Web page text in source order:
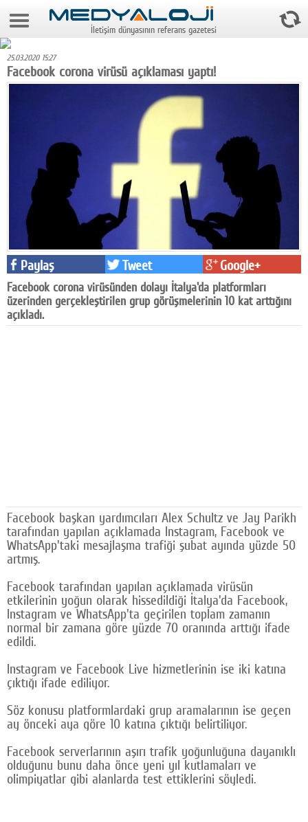
7 Ağustos 2026 9:27:30
Foto Galeri
Medya
Reyting-tiraj
Teknoloji
Dünya
Pr
Facebook
Künye
SOSYAL MEDYA
Twitter
Google Plus
İletişim dünyasının referans gazetesi
25.03.2020 15:27
Facebook corona virüsü açıklaması yaptı!
Paylaş Tweet Google+
Facebook corona virüsünden dolayı İtalya'da platformları
üzerinden gerçekleştirilen grup görüşmelerinin 10 kat arttığını
açıkladı.
Facebook başkan yardımcıları Alex Schultz ve Jay Parikh
tarafından yapılan açıklamada Instagram, Facebook ve
WhatsApp'taki mesajlaşma trafiği şubat ayında yüzde 50
artmış.
Facebook tarafından yapılan açıklamada virüsün
etkilerinin yoğun olarak hissedildiği İtalya'da Facebook,
Instagram ve WhatsApp'ta geçirilen toplam zamanın
normal bir zamana göre yüzde 70 oranında arttığı ifade
edildi.
Instagram ve Facebook Live hizmetlerinin ise iki katına
çıktığı ifade ediliyor.
Söz konusu platformlardaki grup aramalarının ise geçen
ay önceki aya göre 10 katına çıktığı belirtiliyor.
Facebook serverlarının aşırı trafik yoğunluğuna dayanıklı
olduğunu bunu daha önce yeni yıl kutlamaları ve
olimpiyatlar gibi alanlarda test ettiklerini söyledi.